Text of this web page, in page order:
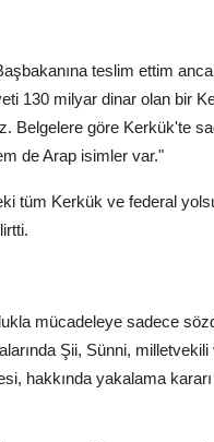
teslim ettim
130 milyar dinar olan bir
Belgelere göre Kerkük'te
de Arap isimler var."
tüm Kerkük ve federal
mücadeleye sadece
Şii, Sünni, milletvekili
hakkında yakalama